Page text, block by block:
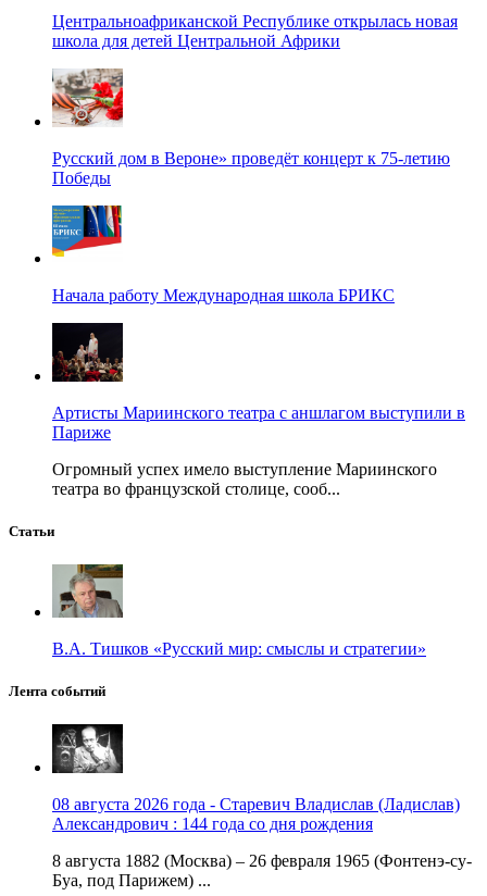
Центральноафриканской Республике открылась новая
школа для детей Центральной Африки
Русский дом в Вероне» проведёт концерт к 75-летию
Победы
Начала работу Международная школа БРИКС
Артисты Мариинского театра с аншлагом выступили в
Париже
Огромный успех имело выступление Мариинского
театра во французской столице, сооб...
Статьи
В.А. Тишков «Русский мир: смыслы и стратегии»
Лента событий
08 августа 2026 года - Старевич Владислав (Ладислав)
Александрович : 144 года со дня рождения
8 августа 1882 (Москва) – 26 февраля 1965 (Фонтенэ-су-
Буа, под Парижем) ...